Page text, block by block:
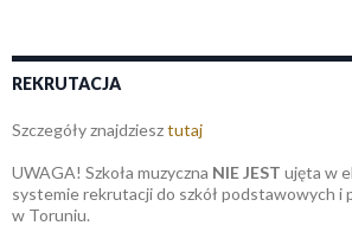
REKRUTACJA
Szczegóły znajdziesztutaj
UWAGA! Szkoła muzyczna NIE JEST ujęta w
systemie rekrutacji do szkół podstawowych i
w Toruniu.